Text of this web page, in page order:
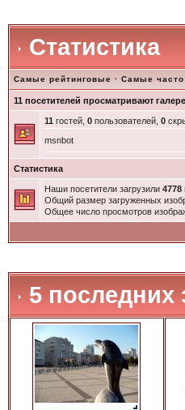
Статистика
Самые рейтинговые · Самые
11 посетителей просматривают
11 гостей, 0пользователей, 0
msnbot
Статистика
Наши посетители загрузили 4778
Общий размер загруженных
Общее число просмотров
5 последних